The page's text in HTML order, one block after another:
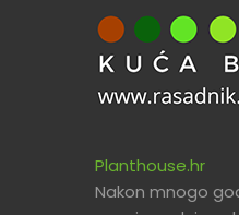
Planthouse.hr
Nakon mnogo